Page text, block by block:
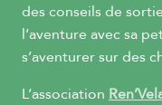
des conseils de
l’aventure avec sa
s’aventurer sur des
L’association